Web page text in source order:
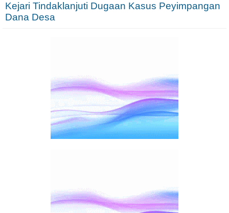
Kejari Tindaklanjuti Dugaan Kasus Peyimpangan
Dana Desa